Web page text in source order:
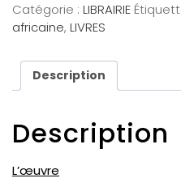
Catégorie : LIBRAIRIE
africaine, LIVRES
Description
Description
L’œuvre